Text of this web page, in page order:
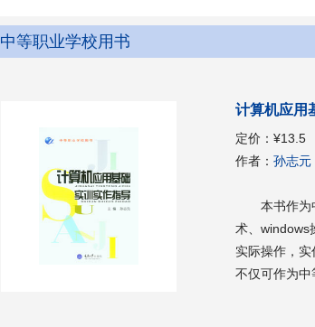
中等职业学校用书
计算机应用
定价：¥13.5
作者：孙志元
本书作为
术、windows
实际操作，
不仅可作为中